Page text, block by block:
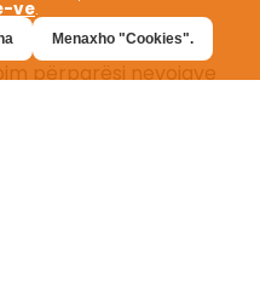
ve.
Menaxho "Cookies".